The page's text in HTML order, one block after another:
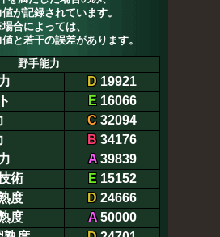
が記録されています。
合によっては、
と若干の誤差があります。
野手能力
D 19921
E16066
C 32094
B 34176
A39839
術
E15152
度
D 24666
度
A50000